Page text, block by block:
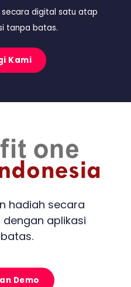
secara digital satu atap
tanpa batas.
Kami
hadiah secara
aplikasi
Demo